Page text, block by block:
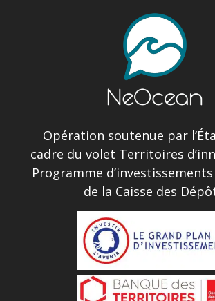
Opération soutenue par
cadre du volet Territoires
Programme d’investissements
de la Caisse des